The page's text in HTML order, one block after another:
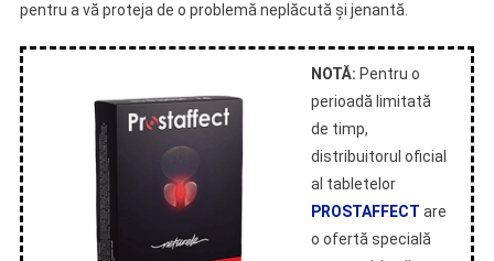
pentru a vă proteja de o problemă neplăcută și jenantă.
NOTĂ: Pentru o
perioadă limitată
de timp,
distribuitorul oficial
al tabletelor
PROSTAFFECT are
o ofertă specială